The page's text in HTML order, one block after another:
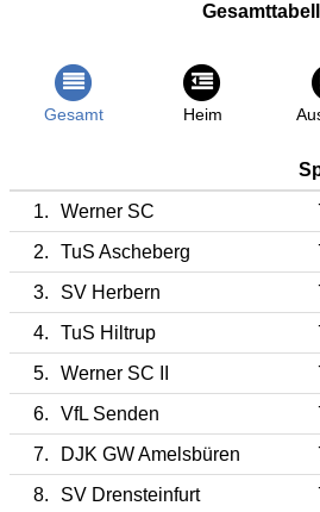
Gesamt Heim
1. Werner SC
2.
TuS Ascheberg
3.
SV Herbern
4.
TuS Hiltrup
5.
Werner SC II
6.
VfL Senden
7.
DJK GW Amelsbüren
8.
SV Drensteinfurt